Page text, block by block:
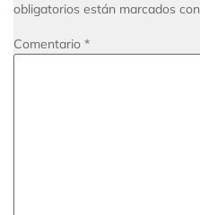
obligatorios están marcados con
Comentario *